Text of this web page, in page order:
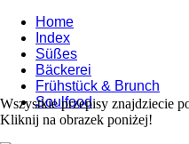
Home
Index
Süßes
Bäckerei
Frühstück & Brunch
Soulfood
Wszystkie przepisy znajdziecie
Kliknij na obrazek poniżej!